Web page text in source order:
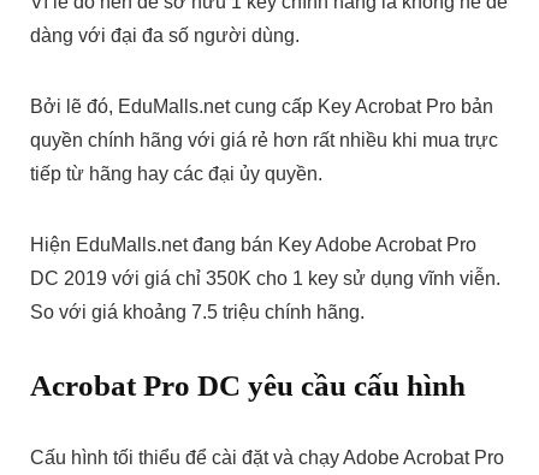
dàng với đại đa số người dùng.
Bởi lẽ đó, EduMalls.net cung cấp Key Acrobat Pro bản
quyền chính hãng với giá rẻ hơn rất nhiều khi mua trực
tiếp từ hãng hay các đại ủy quyền.
Hiện EduMalls.net đang bán Key Adobe Acrobat Pro
DC 2019 với giá chỉ 350K cho 1 key sử dụng vĩnh viễn.
So với giá khoảng 7.5 triệu chính hãng.
Acrobat Pro DC yêu cầu cấu hình
Cấu hình tối thiểu để cài đặt và chạy Adobe Acrobat Pro